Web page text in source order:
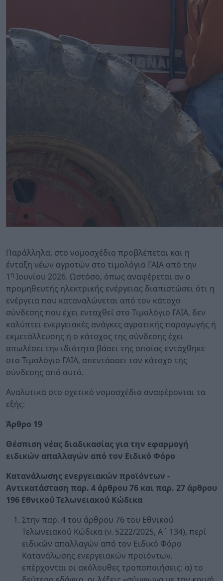
Παράλληλα, στο νομοσχέδιο προβλέπεται και η
ένταξη νέων αγροτών στο τιμολόγιο ΓΑΙΑ από την
1 η Ιουνίου 2026. Ωστόσο, όπως αναφέρεται αν ο
προμηθευτής ηλεκτρικής ενέργειας διαπιστώσει ότι η
ενέργεια που καταναλώνεται από τον κάτοχο
σύνδεσης που έχει ενταχθεί στο Τιμολόγιο ΓΑΙΑ, δεν
καλύπτει ενεργειακές ανάγκες αγροτικής παραγωγής ή
εκμετάλλευσης ή ο κάτοχος της σύνδεσης έχει
απωλέσει την ιδιότητα βάσει της οποίας εντάχθηκε
στο Τιμολόγιο ΓΑΙΑ, απεντάσσει τον κάτοχο της
σύνδεσης από αυτό.
Αναλυτικά στο σχετικό νομοσχέδιο αναφέρονται τα
εξής:
Άρθρο 19
Θέσπιση νέας διαδικασίας για την εφαρμογή
ειδικών απαλλαγών από τον Ειδικό Φόρο
Κατανάλωσης ενεργειακών προϊόντων -
Αντικατάσταση παρ. 4 άρθρου 76 και παρ. 27 άρθρου
196 Εθνικού Τελωνειακού Κώδικα
Στην παρ. 4 του άρθρου 76 του Εθνικού
Τελωνειακού Κώδικα (ν. 5222/2025, Α΄ 134), περί
ειδικών απαλλαγών από τον Ειδικό Φόρο
Κατανάλωσης ενεργειακών προϊόντων,
επέρχονται οι ακόλουθες τροποποιήσεις: α) το